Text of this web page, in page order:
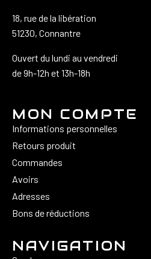
18, rue de la libération
51230, Connantre
Ouvert du lundi au vendredi
de 9h-12h et 13h-18h
MON COMPTE
Informations personnelles
Retours produit
Commandes
Avoirs
Adresses
Bons de réductions
NAVIGATION